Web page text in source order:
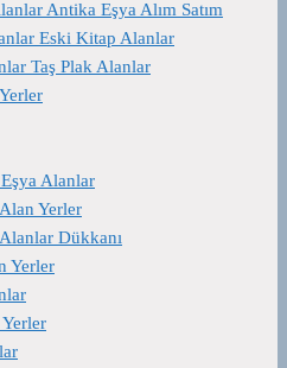
Antika Eşya Alım Satım
Eski Kitap Alanlar
Taş Plak Alanlar
Alanlar
Yerler
Dükkanı
Yerler